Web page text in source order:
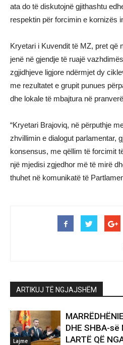
ata do të diskutojnë gjithashtu
respektin për forcimin e kornizës
Kryetari i Kuvendit të MZ, pret që
jenë në gjendje të ruajë
zgjidhjeve ligjore ndërmjet dy
me rezultatet e grupit punues
dhe lokale të mbajtura në
“Kryetari Brajoviq, në përputhje
zhvillimin e dialogut parlamentar,
konsensus, me qëllim të forcimit
një mjedisi zgjedhor më të mirë
thuhet në komunikatë të
ARTIKUJ TË NGJAJSHËM
Lajme
DHE SHBA-së
LARTË QË